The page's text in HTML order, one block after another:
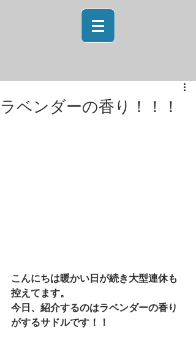
ラベンダーの香り！！！
こんにちは暖かい日が続き大型連休も
控えてます。
今日、紹介するのはラベンダーの香り
がするサドルです！！